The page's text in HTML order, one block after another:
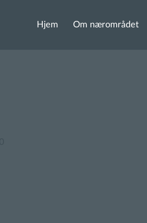
Hjem Om nærområdet